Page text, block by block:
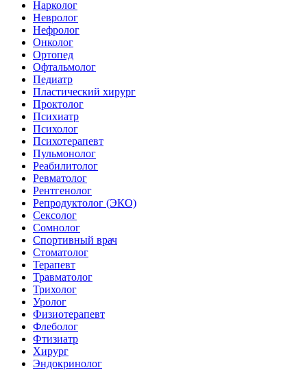
Нарколог
Невролог
Нефролог
Онколог
Ортопед
Офтальмолог
Педиатр
Пластический хирург
Проктолог
Психиатр
Психолог
Психотерапевт
Пульмонолог
Реабилитолог
Ревматолог
Рентгенолог
Репродуктолог (ЭКО)
Сексолог
Сомнолог
Спортивный врач
Стоматолог
Терапевт
Травматолог
Трихолог
Уролог
Физиотерапевт
Флеболог
Фтизиатр
Хирург
Эндокринолог